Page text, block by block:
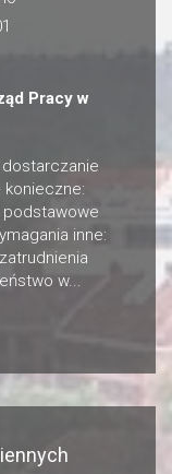
Pracy w
konieczne:
podstawowe
inne:
w...